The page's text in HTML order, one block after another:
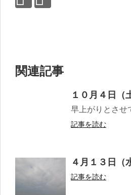
関連記事
１０月４日（
早上がりとさせ
記事を読む
４月１３日（
記事を読む